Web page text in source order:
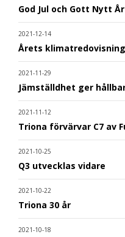
God Jul och Gott Nytt År
2021-12-14
Årets klimatredovisning
2021-11-29
Jämställdhet ger
2021-11-12
Triona förvärvar C7 av
2021-10-25
Q3 utvecklas vidare
2021-10-22
Triona 30 år
2021-10-18